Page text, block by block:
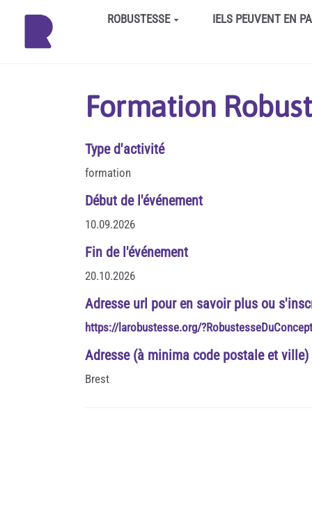
Aller au contenu principalROBUSTESSE IELS PEUVENT EN
Formation
Type d'activité
formation
Début de l'événement
10.09.2026
Fin de l'événement
20.10.2026
Adresse url pour en savoir plus ou
https://larobustesse.org/
Adresse (à minima code postale et ville)
Brest